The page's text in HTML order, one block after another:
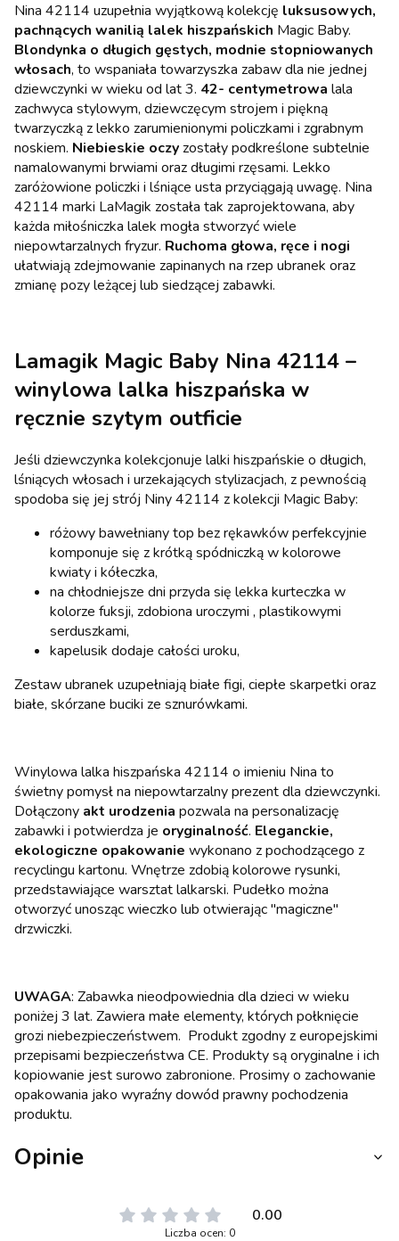
Nina 42114 uzupełnia wyjątkową kolekcję luksusowych,
pachnących wanilią lalek hiszpańskich Magic Baby.
Blondynka o długich gęstych, modnie stopniowanych
włosach, to wspaniała towarzyszka zabaw dla nie jednej
dziewczynki w wieku od lat 3. 42- centymetrowa lala
zachwyca stylowym, dziewczęcym strojem i piękną
twarzyczką z lekko zarumienionymi policzkami i zgrabnym
noskiem. Niebieskie oczyzostały podkreślone subtelnie
namalowanymi brwiami oraz długimi rzęsami. Lekko
zaróżowione policzki i lśniące usta przyciągają uwagę. Nina
42114 marki LaMagik została tak zaprojektowana, aby
każda miłośniczka lalek mogła stworzyć wiele
niepowtarzalnych fryzur. Ruchoma głowa, ręce i nogi
ułatwiają zdejmowanie zapinanych na rzep ubranek oraz
zmianę pozy leżącej lub siedzącej zabawki.
Lamagik Magic Baby Nina 42114 –
winylowa lalka hiszpańska w
ręcznie szytym outficie
Jeśli dziewczynka kolekcjonuje lalki hiszpańskie o długich,
lśniących włosach i urzekających stylizacjach, z pewnością
spodoba się jej strój Niny 42114 z kolekcji Magic Baby:
różowy bawełniany top bez rękawków perfekcyjnie
komponuje się z krótką spódniczką w kolorowe
kwiaty i kółeczka,
na chłodniejsze dni przyda się lekka kurteczka w
kolorze fuksji, zdobiona uroczymi , plastikowymi
serduszkami,
kapelusik dodaje całości uroku,
Zestaw ubranek uzupełniają białe figi, ciepłe skarpetki oraz
białe, skórzane buciki ze sznurówkami.
Winylowa lalka hiszpańska 42114 o imieniu Nina to
świetny pomysł na niepowtarzalny prezent dla dziewczynki.
Dołączony akt urodzenia pozwala na personalizację
zabawki i potwierdza je oryginalność. Eleganckie,
ekologiczne opakowanie wykonano z pochodzącego z
recyclingu kartonu. Wnętrze zdobią kolorowe rysunki,
przedstawiające warsztat lalkarski. Pudełko można
otworzyć unosząc wieczko lub otwierając "magiczne"
drzwiczki.
UWAGA: Zabawka nieodpowiednia dla dzieci w wieku
poniżej 3 lat. Zawiera małe elementy, których połknięcie
grozi niebezpieczeństwem. Produkt zgodny z europejskimi
przepisami bezpieczeństwa CE. Produkty są oryginalne i ich
kopiowanie jest surowo zabronione. Prosimy o zachowanie
opakowania jako wyraźny dowód prawny pochodzenia
produktu.
Opinie
0.00
Liczba ocen: 0